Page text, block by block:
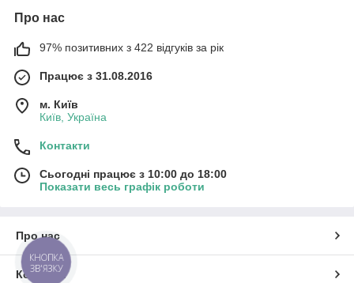
Про нас
97% позитивних з 422 відгуків за рік
Працює з 31.08.2016
м. Київ
Київ, Україна
Контакти
Сьогодні працює з 10:00 до 18:00
Показати весь графік роботи
Про нас
Контакти
КНОПКА
ЗВ'ЯЗКУ